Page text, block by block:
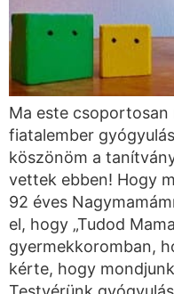
Ma este
fiatalember
köszönöm a
vettek ebben! Hogy
92 éves
el, hogy „Tudod
gyermekkoromban,
kérte, hogy